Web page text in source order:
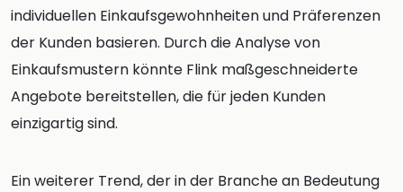
individuellen Einkaufsgewohnheiten und Präferenzen
der Kunden basieren. Durch die Analyse von
Einkaufsmustern könnte Flink maßgeschneiderte
Angebote bereitstellen, die für jeden Kunden
einzigartig sind.
Ein weiterer Trend, der in der Branche an Bedeutung